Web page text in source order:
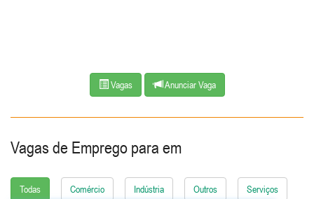
Vagas Anunciar Vaga
Vagas de Emprego para em
Todas Comércio Indústria Outros Serviços